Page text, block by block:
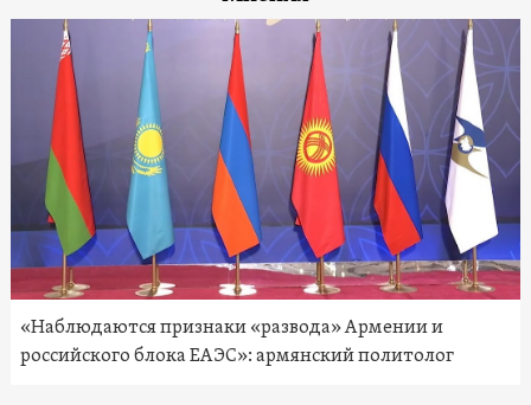
«Наблюдаются признаки «развода» Армении и
российского блока ЕАЭС»: армянский политолог